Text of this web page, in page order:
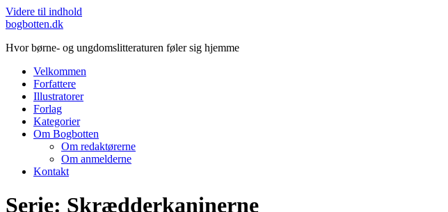
Videre til indhold
bogbotten.dk
Hvor børne- og ungdomslitteraturen føler sig hjemme
Velkommen
Forfattere
Illustratorer
Forlag
Kategorier
Om Bogbotten
Om redaktørerne
Om anmelderne
Kontakt
Serie: Skrædderkaninerne